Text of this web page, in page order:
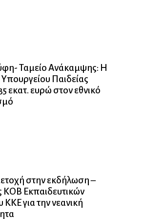
Ταμείο Ανάκαμψης: Η
Παιδείας
εκατ. ευρώ στον εθνικό
στην εκδήλωση –
ΚΟΒ Εκπαιδευτικών
ΚΚΕ για την νεανική